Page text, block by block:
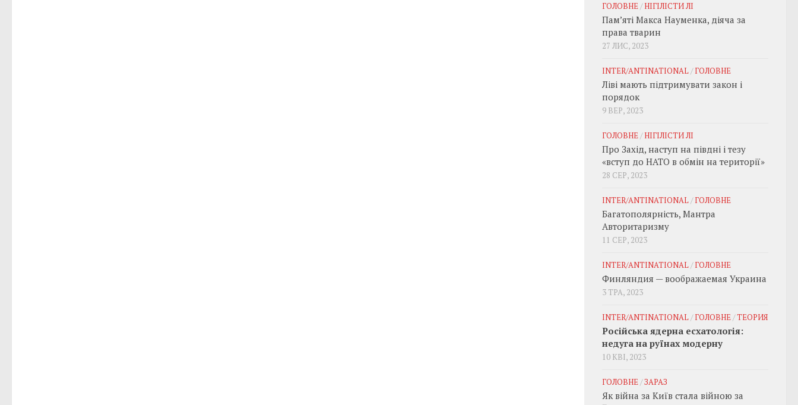
ГОЛОВНЕ/НІГІЛІСТИ ЛІ
Пам’яті Макса Науменка, діяча за
права тварин
27 ЛИС, 2023
INTER/ANTINATIONAL/ГОЛОВНЕ
Ліві мають підтримувати закон і
порядок
9 ВЕР, 2023
ГОЛОВНЕ/НІГІЛІСТИ ЛІ
Про Захід, наступ на півдні і тезу
«вступ до НАТО в обмін на території»
28 СЕР, 2023
INTER/ANTINATIONAL/ГОЛОВНЕ
Багатополярність, Мантра
Авторитаризму
11 СЕР, 2023
INTER/ANTINATIONAL/ГОЛОВНЕ
Финляндия — воображаемая Украина
3 ТРА, 2023
INTER/ANTINATIONAL/ГОЛОВНЕ/ТЕОРИЯ
Російська ядерна есхатологія:
недуга на руїнах модерну
10 КВІ, 2023
ГОЛОВНЕ/ЗАРАЗ
Як війна за Київ стала війною за